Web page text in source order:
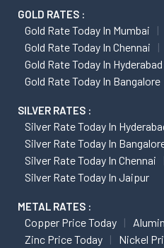
GOLD RATES :
Gold Rate Today In Mumbai
Gold Rate Today In Chennai
Gold Rate Today In Hyderabad
Gold Rate Today In Bangalore
SILVER RATES :
Silver Rate Today In
Silver Rate Today In
Silver Rate Today In Chennai
Silver Rate Today In Jaipur
METAL RATES :
Copper Price Today
Zinc Price Today
Nickel